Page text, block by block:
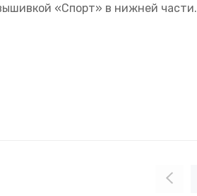
«Спорт» в нижней части.